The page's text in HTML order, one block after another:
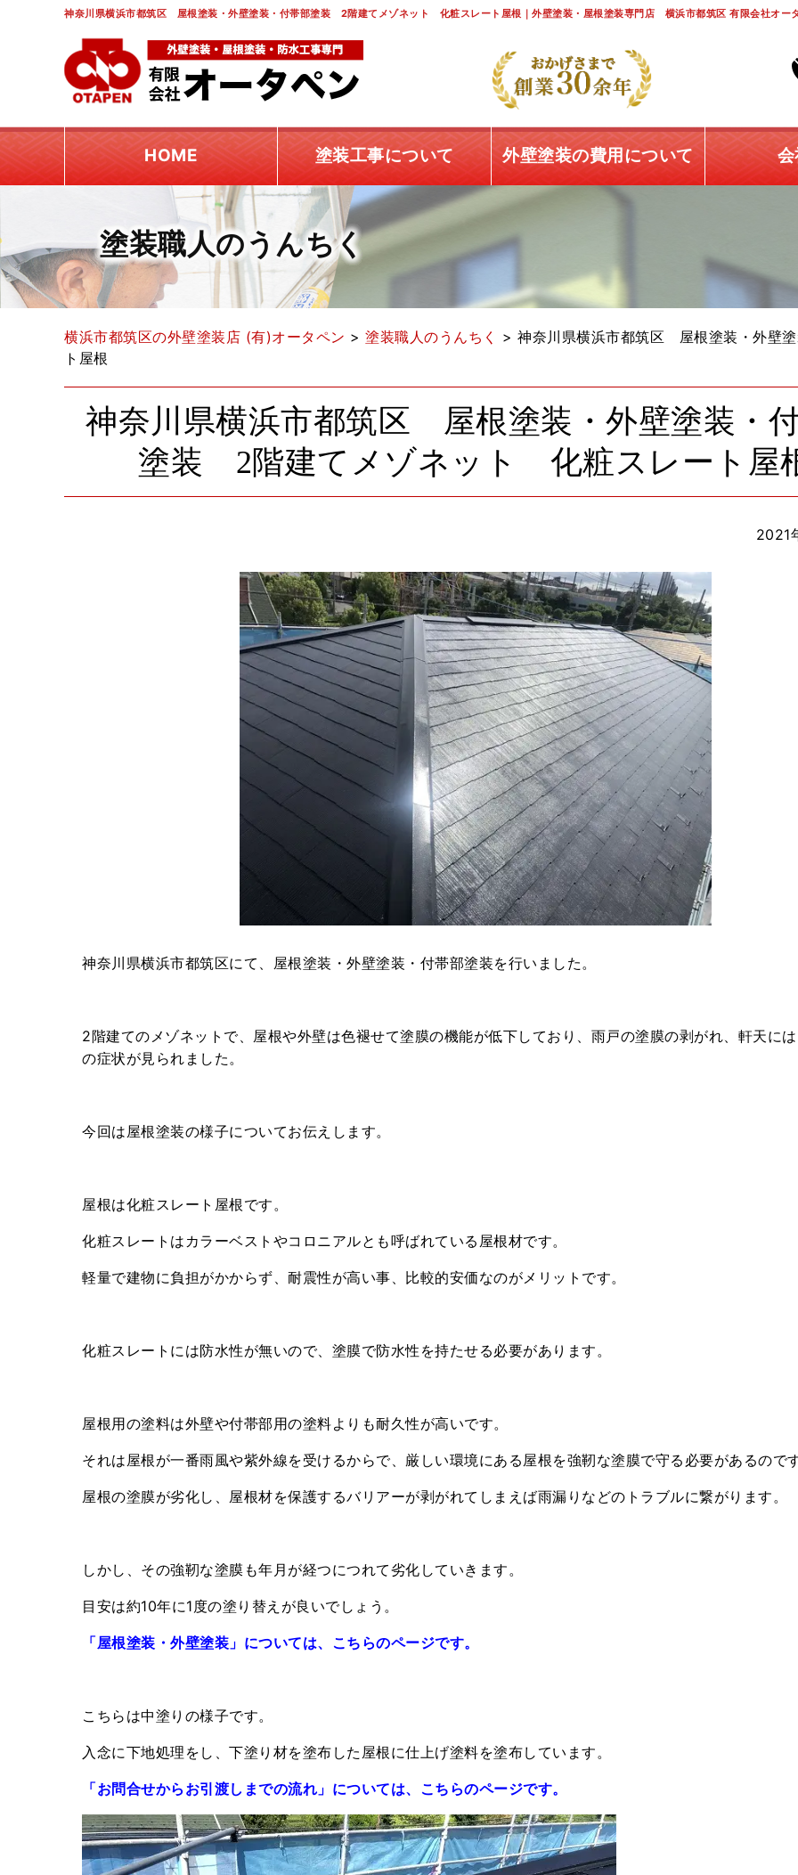
神奈川県横浜市都筑区 屋根塗装・外壁塗装・付帯部塗装 2階建てメゾネット 化粧スレート屋根｜外壁塗装・屋根塗装専門店 横浜市都筑区 有限会社オー
HOME 塗装工事について 外壁塗装の費用について
塗装職人のうんちく
横浜市都筑区の外壁塗装店 (有)オータペン > 塗装職人のうんちく > 神奈川県横浜市都筑区 屋根塗装・外壁
ト屋根
神奈川県横浜市都筑区 屋根塗装・外壁塗装・
塗装 2階建てメゾネット 化粧スレート屋
2021
神奈川県横浜市都筑区にて、屋根塗装・外壁塗装・付帯部塗装を行いました。
2階建てのメゾネットで、屋根や外壁は色褪せて塗膜の機能が低下しており、雨戸の塗膜の剥がれ、軒天に
の症状が見られました。
今回は屋根塗装の様子についてお伝えします。
屋根は化粧スレート屋根です。
化粧スレートはカラーベストやコロニアルとも呼ばれている屋根材です。
軽量で建物に負担がかからず、耐震性が高い事、比較的安価なのがメリットです。
化粧スレートには防水性が無いので、塗膜で防水性を持たせる必要があります。
屋根用の塗料は外壁や付帯部用の塗料よりも耐久性が高いです。
それは屋根が一番雨風や紫外線を受けるからで、厳しい環境にある屋根を強靭な塗膜で守る必要があるので
屋根の塗膜が劣化し、屋根材を保護するバリアーが剥がれてしまえば雨漏りなどのトラブルに繋がります。
しかし、その強靭な塗膜も年月が経つにつれて劣化していきます。
目安は約10年に1度の塗り替えが良いでしょう。
「屋根塗装・外壁塗装」については、こちらのページです。
こちらは中塗りの様子です。
入念に下地処理をし、下塗り材を塗布した屋根に仕上げ塗料を塗布しています。
「お問合せからお引渡しまでの流れ」については、こちらのページです。